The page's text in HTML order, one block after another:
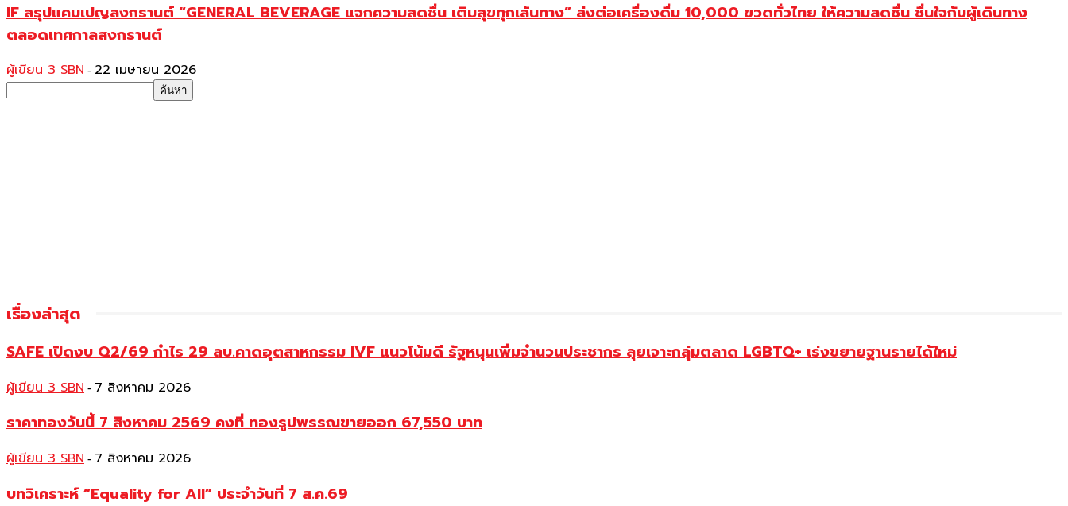
IF สรุปแคมเปญสงกรานต์ “GENERAL BEVERAGE แจกความสดชื่น เติมสุขทุกเส้นทาง” ส่งต่อเครื่องดื่ม 10,000 ขวดทั่วไทย ให้ความสดชื่น ชื่นใจกับผู้เดินทาง
ตลอดเทศกาลสงกรานต์
ผู้เขียน 3 SBN - 22 เมษายน 2026
เรื่องล่าสุด
SAFE เปิดงบ Q2/69 กำไร 29 ลบ.คาดอุตสาหกรรม IVF แนวโน้มดี รัฐหนุนเพิ่มจำนวนประชากร ลุยเจาะกลุ่มตลาด LGBTQ+ เร่งขยายฐานรายได้ใหม่
ผู้เขียน 3 SBN - 7 สิงหาคม 2026
ราคาทองวันนี้ 7 สิงหาคม 2569 คงที่ ทองรูปพรรณขายออก 67,550 บาท
ผู้เขียน 3 SBN - 7 สิงหาคม 2026
บทวิเคราะห์ “Equality for All” ประจำวันที่ 7 ส.ค.69